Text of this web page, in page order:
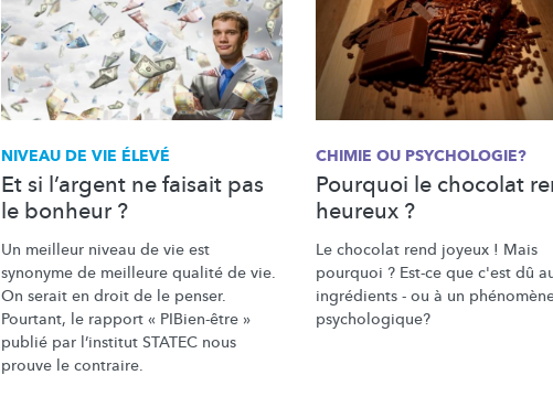
NIVEAU DE VIE ÉLEVÉ
Et si l’argent ne faisait pas
le bonheur ?
Un meilleur niveau de vie est
synonyme de meilleure qualité de vie.
On serait en droit de le penser.
Pourtant, le rapport « PIBien-être »
publié par l’institut STATEC nous
prouve le contraire.
CHIMIE OU PSYCHOLOGIE?
Pourquoi le chocolat
heureux ?
Le chocolat rend joyeux ! Mais
pourquoi ? Est-ce que c'est dû
ingrédients - ou à un
psychologique?